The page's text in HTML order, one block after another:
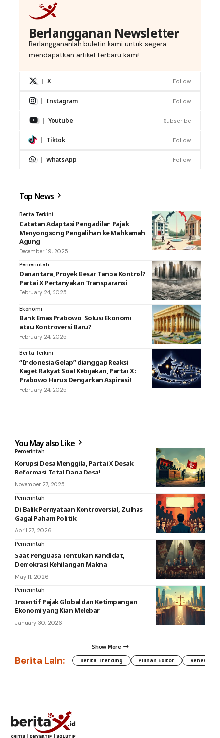
Berlangganan Newsletter
Berlanggananlah buletin kami untuk segera
mendapatkan artikel terbaru kami!
X Follow
Instagram Follow
Youtube Subscribe
Tiktok Follow
WhatsApp Follow
Top News
Berita Terkini
Catatan Adaptasi Pengadilan Pajak
Menyongsong Pengalihan ke Mahkamah
Agung
December 19, 2025
Pemerintah
Danantara, Proyek Besar Tanpa Kontrol?
Partai X Pertanyakan Transparansi
February 24, 2025
Ekonomi
Bank Emas Prabowo: Solusi Ekonomi
atau Kontroversi Baru?
February 24, 2025
Berita Terkini
“Indonesia Gelap” dianggap Reaksi
Kaget Rakyat Soal Kebijakan, Partai X:
Prabowo Harus Dengarkan Aspirasi!
February 24, 2025
You May also Like
Pemerintah
Korupsi Desa Menggila, Partai X Desak
Reformasi Total Dana Desa!
November 27, 2025
Pemerintah
Di Balik Pernyataan Kontroversial, Zulhas
Gagal Paham Politik
April 27, 2026
Pemerintah
Saat Penguasa Tentukan Kandidat,
Demokrasi Kehilangan Makna
May 11, 2026
Pemerintah
Insentif Pajak Global dan Ketimpangan
Ekonomi yang Kian Melebar
January 30, 2026
Show More
Berita Lain: Berita Trending Pilihan Editor